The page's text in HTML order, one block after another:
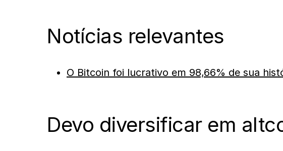
Notícias relevantes
O Bitcoin foi lucrativo em 98,66% de sua
Devo diversificar em